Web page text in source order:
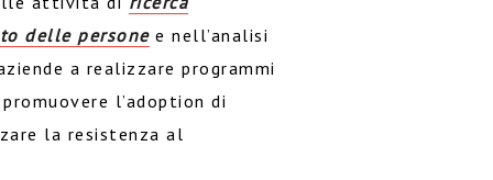
delle personee nell’analisi
a realizzare programmi
l’adoption di
la resistenza al